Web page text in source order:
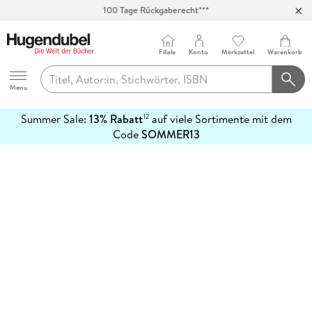
100 Tage Rückgaberecht***
Hugendubel
Menu
Filiale Konto Merkzettel Warenkorb
Summer Sale: 13% Rabatt12auf viele Sortimente mit dem
CodeSOMMER13
erfahren